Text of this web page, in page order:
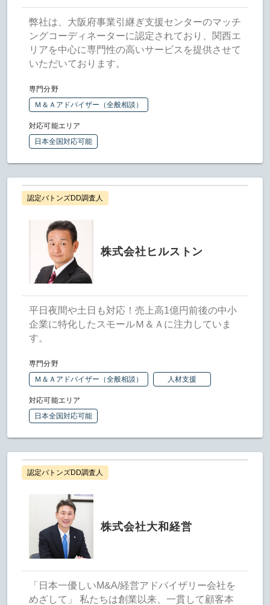
弊社は、大阪府事業引継ぎ支援センターのマッチ
ングコーディネーターに認定されており、関西エ
リアを中心に専門性の高いサービスを提供させて
いただいております。
専門分野
Ｍ＆Ａアドバイザー（全般相談）
対応可能エリア
日本全国対応可能
認定バトンズDD調査人
株式会社ヒルストン
平日夜間や土日も対応！売上高1億円前後の中小
企業に特化したスモールＭ＆Ａに注力していま
す。
専門分野
Ｍ＆Ａアドバイザー（全般相談）
人材支援
対応可能エリア
日本全国対応可能
認定バトンズDD調査人
株式会社大和経営
「日本一優しいM&A/経営アドバイザリー会社を
めざして」 私たちは創業以来、一貫して顧客本